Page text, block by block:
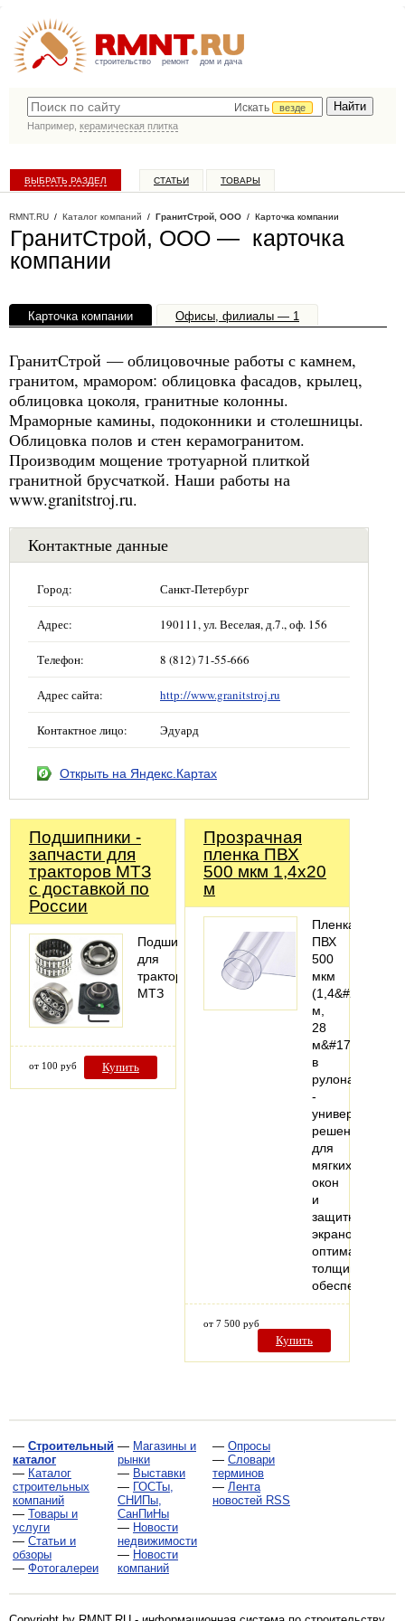
строительство ремонт дом и дача
Искать
везде
Например, керамическая плитка
ВЫБРАТЬ РАЗДЕЛ СТАТЬИ ТОВАРЫ
RMNT.RU / Каталог компаний / ГранитСтрой, ООО / Карточка компании
ГранитСтрой, ООО — карточка
компании
Карточка компании Офисы, филиалы — 1
ГранитСтрой — облицовочные работы с камнем,
гранитом, мрамором: облицовка фасадов, крылец,
облицовка цоколя, гранитные колонны.
Мраморные камины, подоконники и столешницы.
Облицовка полов и стен керамогранитом.
Производим мощение тротуарной плиткой
гранитной брусчаткой. Наши работы на
www.granitstroj.ru.
Контактные данные
Город: Санкт-Петербург
Адрес: 190111, ул. Веселая, д.7., оф. 156
Телефон: 8 (812) 71-55-666
Адрес сайта: http://www.granitstroj.ru
Контактное лицо: Эдуард
Открыть на Яндекс.Картах
Подшипники -
запчасти для
тракторов МТЗ
с доставкой по
России
Подшипники
для
тракторов
МТЗ
от 100 руб Купить
Прозрачная
пленка ПВХ
500 мкм 1,4х20
м
Пленка
ПВХ
500
мкм
(1,4&#215;20
м,
28
м&#178;)
в
рулонах
-
универсальное
решение
для
мягких
окон
и
защитных
экранов:
оптимальная
толщина
от 7 500 руб
Купить
— Строительный
каталог
— Каталог
строительных
компаний
— Товары и
услуги
— Статьи и
обзоры
— Фотогалереи
— Магазины и
рынки
— Выставки
— ГОСТы,
СНИПы,
СанПиНы
— Новости
недвижимости
— Новости
компаний
— Опросы
— Словари
терминов
— Лента
новостей RSS